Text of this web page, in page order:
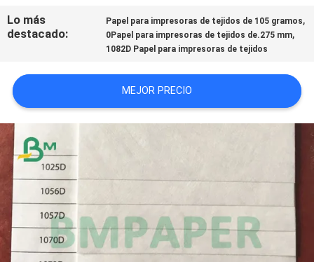
NOTICIAS
DE
TRABAJO
MAPA
DEL
SITIO
POLÍTICA
Lo más
destacado:
Papel para impresoras de tejidos de 105 gramos,
0Papel para impresoras de tejidos de.275 mm,
1082D Papel para impresoras de tejidos
MEJOR PRECIO